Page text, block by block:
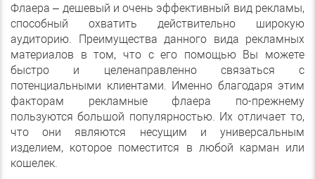
Флаера – дешевый и очень эффективный вид рекламы,
способный охватить действительно широкую
аудиторию. Преимущества данного вида рекламных
материалов в том, что с его помощью Вы можете
быстро и целенаправленно связаться с
потенциальными клиентами. Именно благодаря этим
факторам рекламные флаера по-прежнему
пользуются большой популярностью. Их отличает то,
что они являются несущим и универсальным
изделием, которое поместится в любой карман или
кошелек.